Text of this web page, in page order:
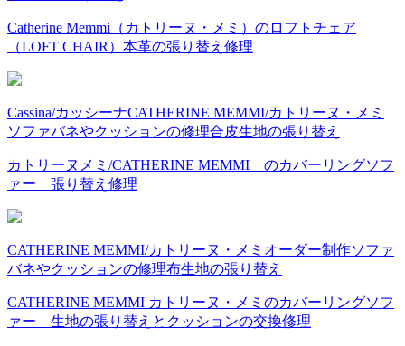
Catherine Memmi（カトリーヌ・メミ）のロフトチェア
（LOFT CHAIR）本革の張り替え修理
Cassina/カッシーナCATHERINE MEMMI/カトリーヌ・メミ
ソファバネやクッションの修理合皮生地の張り替え
カトリーヌメミ/CATHERINE MEMMI のカバーリングソフ
ァー 張り替え修理
CATHERINE MEMMI/カトリーヌ・メミ オーダー制作ソファ
バネやクッションの修理布生地の張り替え
CATHERINE MEMMI カトリーヌ・メミのカバーリングソフ
ァー 生地の張り替えとクッションの交換修理